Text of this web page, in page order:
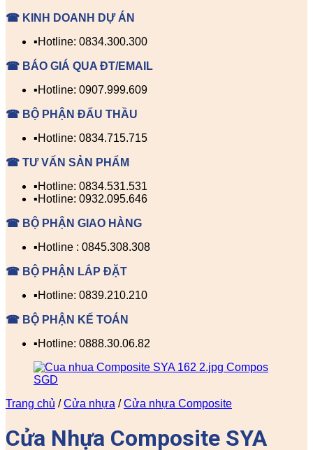
☎ KINH DOANH DỰ ÁN
▪️Hotline: 0834.300.300
☎ BÁO GIÁ QUA ĐT/EMAIL
▪️Hotline: 0907.999.609
☎ BỘ PHẬN ĐẤU THẦU
▪️Hotline: 0834.715.715
☎ TƯ VẤN SẢN PHẨM
▪️Hotline: 0834.531.531
▪️Hotline: 0932.095.646
☎ BỘ PHẬN GIAO HÀNG
▪️Hotline : 0845.308.308
☎ BỘ PHẬN LẮP ĐẶT
▪️Hotline: 0839.210.210
☎ BỘ PHẬN KẾ TOÁN
▪️Hotline: 0888.30.06.82
Trang chủ / Cửa nhựa / Cửa nhựa Composite
Cửa Nhựa Composite SYA